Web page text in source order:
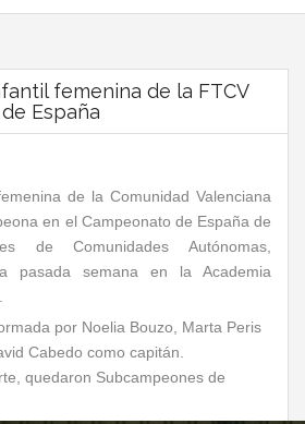
femenina de la FTCV
España
de la Comunidad Valenciana
en el Campeonato de España de
de Comunidades Autónomas,
pasada semana en la Academia
por Noelia Bouzo, Marta Peris
Cabedo como capitán.
quedaron Subcampeones de